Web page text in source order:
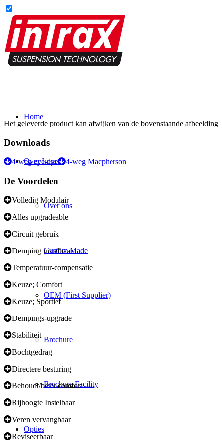
Home
Over Intrax
Over ons
Custom Made
OEM (First Supplier)
Brochure
Brochure Facility
Opties
Het geleverde product kan afwijken van de bovenstaande afbeelding
Downloads
4-weg eye-eye 4-weg Macpherson
De Voordelen
Volledig Modulair
Alles upgradeable
Circuit gebruik
Demping instelbaar
Temperatuur-compensatie
Keuze; Comfort
Keuze; Sportief
Dempings-upgrade
Stabiliteit
Bochtgedrag
Directere besturing
Behoudt/beter comfort
Rijhoogte Instelbaar
Veren vervangbaar
Reviseerbaar